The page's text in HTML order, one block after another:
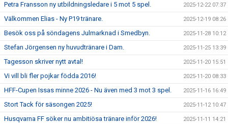
Petra Fransson ny utbildningsledare i 5 mot 5 spel. 2025-12-22 07:37
Välkommen Elias - Ny P19 tränare. 2025-12-19 08:26
Besök oss på söndagens Julmarknad i Smedbyn. 2025-11-28 10:12
Stefan Jörgensen ny huvudtränare i Dam. 2025-11-25 13:39
Tagesson skriver nytt avtal! 2025-11-20 15:51
Vi vill bli fler pojkar födda 2016! 2025-11-20 08:33
HFF-Cupen Issas minne 2026 - Nu även med 3 mot 3 spel. 2025-11-16 16:49
Stort Tack för säsongen 2025! 2025-11-12 10:47
Husqvarna FF söker nu ambitiösa tränare inför 2026! 2025-11-11 14:21